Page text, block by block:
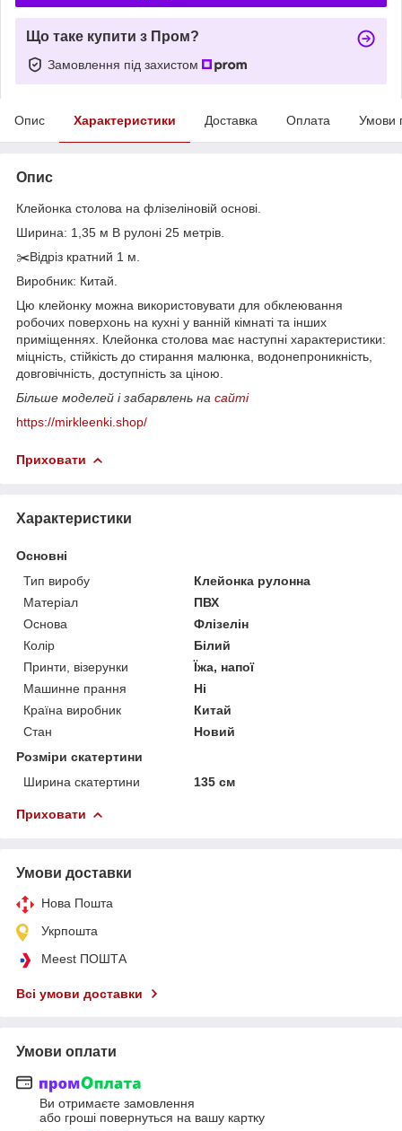
Що таке купити з Пром?
Замовлення під захистом
Опис Характеристики Доставка Оплата Умови
Опис
Клейонка столова на флізеліновій основі.
Ширина: 1,35 м В рулоні 25 метрів.
✂️Відріз кратний 1 м.
Виробник: Китай.
Цю клейонку можна використовувати для обклеювання
робочих поверхонь на кухні у ванній кімнаті та інших
приміщеннях. Клейонка столова має наступні характеристики:
міцність, стійкість до стирання малюнка, водонепроникність,
довговічність, доступність за ціною.
Більше моделей і забарвлень на сайті
https://mirkleenki.shop/
Приховати
Характеристики
Основні
Тип виробу
Клейонка рулонна
Матеріал
ПВХ
Основа
Флізелін
Колір
Білий
Принти, візерунки
Їжа, напої
Машинне прання
Ні
Країна виробник
Китай
Стан
Новий
Розміри скатертини
Ширина скатертини
135 см
Приховати
Умови доставки
Нова Пошта
Укрпошта
Meest ПОШТА
Всі умови доставки
Умови оплати
Ви отримаєте замовлення
або гроші повернуться на вашу картку